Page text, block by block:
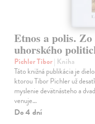
Etnos a polis. Zo
uhorského
Pichler Tibor| Kniha
Táto knižná publikácia je
ktorou Tibor Pichler už
myslenie devätnásteho a
venuje…
Do 4 dní